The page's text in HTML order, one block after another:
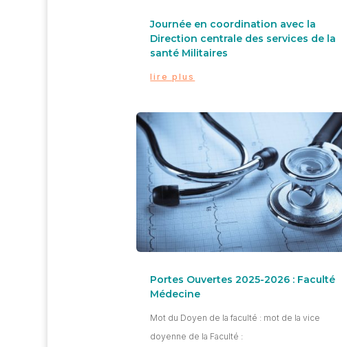
Journée en coordination avec la
Direction centrale des services de la
santé Militaires
lire plus
Portes Ouvertes 2025-2026 : Faculté
Médecine
Mot du Doyen de la faculté : mot de la vice
doyenne de la Faculté :